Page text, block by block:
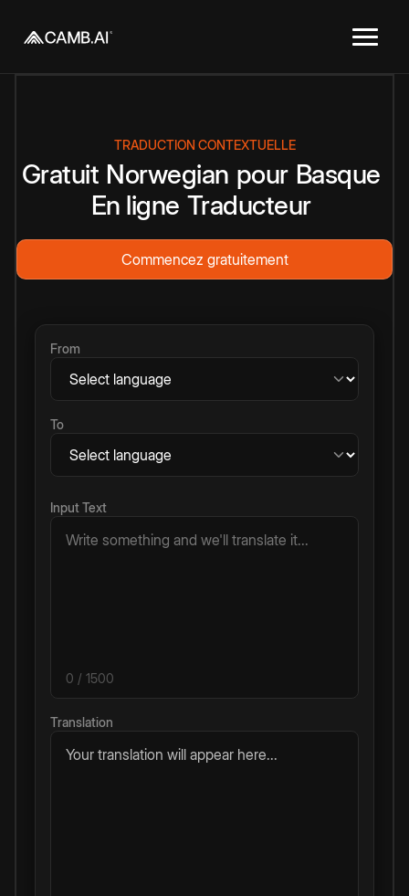
TRADUCTION CONTEXTUELLE
Gratuit Norwegian pour Basque
En ligne Traducteur
Commencez gratuitement
From
To
Input Text
0 / 1500
Translation
Your translation will appear here...